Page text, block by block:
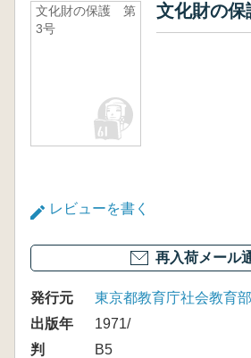
文化財の保護 第
3号
文化財の
レビューを書く
再入荷メール
発行元
東京都教育庁社会教育部
出版年
1971/
判
B5